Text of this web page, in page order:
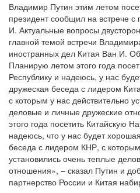
Владимир Путин этим летом
президент сообщил на встрече
И. Актуальные вопросы
главной темой встречи
иностранных дел Китая Ван И.
Планирую летом этого года
Республику и надеюсь, у нас
дружеская беседа с лидером
с которым у нас действительно
деловые и личные дружеские
этого года посетить Китайскую
надеюсь, что у нас будет
беседа с лидером КНР, с
установились очень теплые
отношения», – сказал Путин и
партнерство России и Китая